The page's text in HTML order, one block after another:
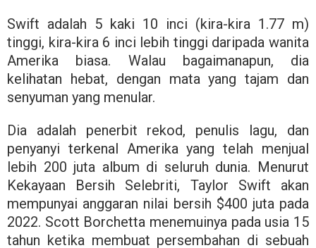
Swift adalah 5 kaki 10 inci (kira-kira 1.77 m)
tinggi, kira-kira 6 inci lebih tinggi daripada wanita
Amerika biasa. Walau bagaimanapun, dia
kelihatan hebat, dengan mata yang tajam dan
senyuman yang menular.
Dia adalah penerbit rekod, penulis lagu, dan
penyanyi terkenal Amerika yang telah menjual
lebih 200 juta album di seluruh dunia. Menurut
Kekayaan Bersih Selebriti, Taylor Swift akan
mempunyai anggaran nilai bersih $400 juta pada
2022. Scott Borchetta menemuinya pada usia 15
tahun ketika membuat persembahan di sebuah